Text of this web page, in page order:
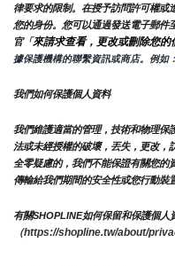
律要求的限制。在授予訪問許可權或
您的身份。您可以通過發送電子郵
官「來請求查看，更改或刪除您的
據保護機構的聯繫資訊或商店。例如：
我們如何保護個人資料
我們維護適當的管理，技術和物理保
法或未經授權的破壞，丟失，更改，
全零疑慮的，我們不能保證有關您的
傳輸給我們期間的安全性或您行動裝
有關SHOPLINE如何保留和保護個
（https://shopline.tw/about/